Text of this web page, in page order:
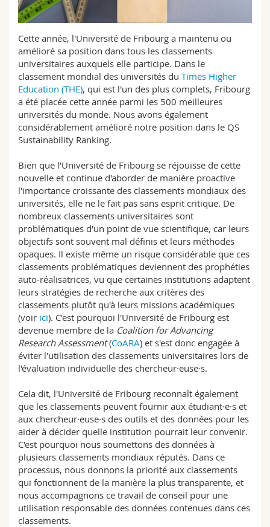
Sciences et médecine
Interfacultaire
Collaborateurs
Doctorants
Webmail
Programme des cours
MyUnifr
Cette année, l'Université de Fribourg a maintenu ou
amélioré sa position dans tous les classements
universitaires auxquels elle participe. Dans le
classement mondial des universités du Times Higher
Education (THE), qui est l'un des plus complets, Fribourg
a été placée cette année parmi les 500 meilleures
universités du monde. Nous avons également
considérablement amélioré notre position dans le QS
Sustainability Ranking.
Bien que l'Université de Fribourg se réjouisse de cette
nouvelle et continue d'aborder de manière proactive
l'importance croissante des classements mondiaux des
universités, elle ne le fait pas sans esprit critique. De
nombreux classements universitaires sont
problématiques d'un point de vue scientifique, car leurs
objectifs sont souvent mal définis et leurs méthodes
opaques. Il existe même un risque considérable que ces
classements problématiques deviennent des prophéties
auto-réalisatrices, vu que certaines institutions adaptent
leurs stratégies de recherche aux critères des
classements plutôt qu'à leurs missions académiques
(voir ici). C'est pourquoi l'Université de Fribourg est
devenue membre de la Coalition for Advancing
Research Assessment(CoARA) et s'est donc engagée à
éviter l'utilisation des classements universitaires lors de
l'évaluation individuelle des chercheur·euse·s.
Cela dit, l'Université de Fribourg reconnaît également
que les classements peuvent fournir aux étudiant·e·s et
aux chercheur·euse·s des outils et des données pour les
aider à décider quelle institution pourrait leur convenir.
C'est pourquoi nous soumettons des données à
plusieurs classements mondiaux réputés. Dans ce
processus, nous donnons la priorité aux classements
qui fonctionnent de la manière la plus transparente, et
nous accompagnons ce travail de conseil pour une
utilisation responsable des données contenues dans ces
classements.